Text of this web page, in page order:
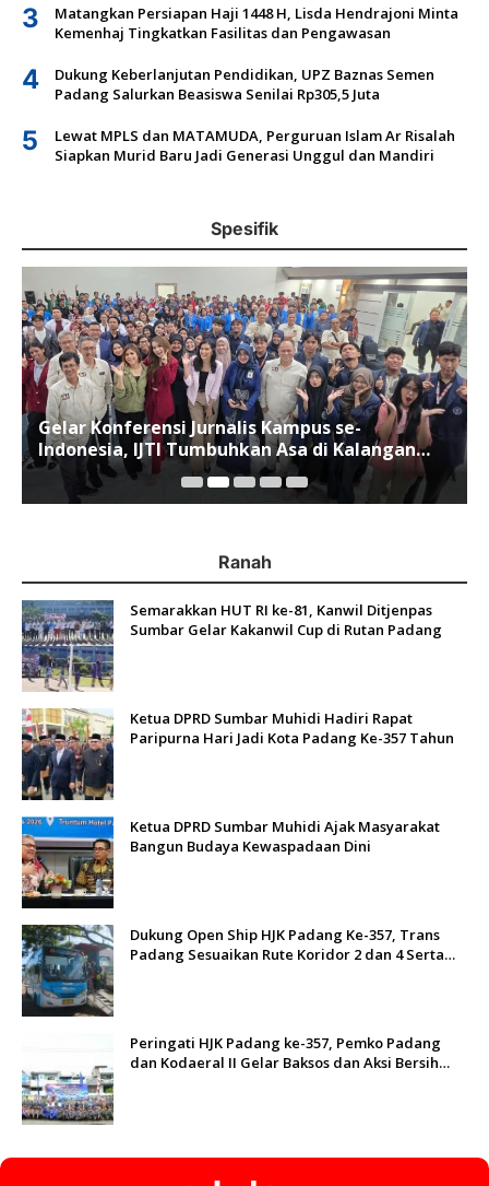
3
Matangkan Persiapan Haji 1448 H, Lisda Hendrajoni Minta
Kemenhaj Tingkatkan Fasilitas dan Pengawasan
4
Dukung Keberlanjutan Pendidikan, UPZ Baznas Semen
Padang Salurkan Beasiswa Senilai Rp305,5 Juta
5
Lewat MPLS dan MATAMUDA, Perguruan Islam Ar Risalah
Siapkan Murid Baru Jadi Generasi Unggul dan Mandiri
Spesifik
Gelar Konferensi Jurnalis Kampus se-
Indonesia, IJTI Tumbuhkan Asa di Kalangan
Jurnalis Muda di Era Disruspi Digital
Ranah
Semarakkan HUT RI ke-81, Kanwil Ditjenpas
Sumbar Gelar Kakanwil Cup di Rutan Padang
Ketua DPRD Sumbar Muhidi Hadiri Rapat
Paripurna Hari Jadi Kota Padang Ke-357 Tahun
Ketua DPRD Sumbar Muhidi Ajak Masyarakat
Bangun Budaya Kewaspadaan Dini
Dukung Open Ship HJK Padang Ke-357, Trans
Padang Sesuaikan Rute Koridor 2 dan 4 Serta
Peringati HJK Padang ke-357, Pemko Padang
dan Kodaeral II Gelar Baksos dan Aksi Bersih